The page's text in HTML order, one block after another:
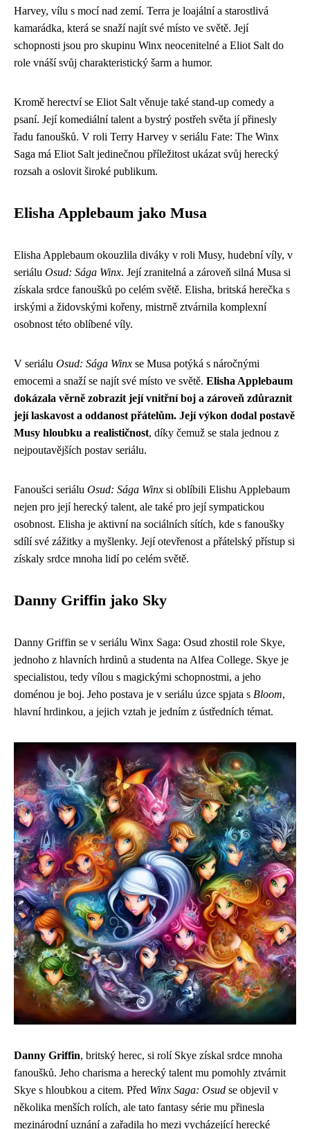
Harvey, vílu s mocí nad zemí. Terra je loajální a starostlivá
kamarádka, která se snaží najít své místo ve světě. Její
schopnosti jsou pro skupinu Winx neocenitelné a Eliot Salt do
role vnáší svůj charakteristický šarm a humor.
Kromě herectví se Eliot Salt věnuje také stand-up comedy a
psaní. Její komediální talent a bystrý postřeh světa jí přinesly
řadu fanoušků. V roli Terry Harvey v seriálu Fate: The Winx
Saga má Eliot Salt jedinečnou příležitost ukázat svůj herecký
rozsah a oslovit široké publikum.
Elisha Applebaum jako Musa
Elisha Applebaum okouzlila diváky v roli Musy, hudební víly, v
seriálu Osud: Sága Winx. Její zranitelná a zároveň silná Musa si
získala srdce fanoušků po celém světě. Elisha, britská herečka s
irskými a židovskými kořeny, mistrně ztvárnila komplexní
osobnost této oblíbené víly.
V seriálu Osud: Sága Winx se Musa potýká s náročnými
emocemi a snaží se najít své místo ve světě. Elisha Applebaum
dokázala věrně zobrazit její vnitřní boj a zároveň zdůraznit
její laskavost a oddanost přátelům. Její výkon dodal postavě
Musy hloubku a realističnost, díky čemuž se stala jednou z
nejpoutavějších postav seriálu.
Fanoušci seriálu Osud: Sága Winx si oblíbili Elishu Applebaum
nejen pro její herecký talent, ale také pro její sympatickou
osobnost. Elisha je aktivní na sociálních sítích, kde s fanoušky
sdílí své zážitky a myšlenky. Její otevřenost a přátelský přístup si
získaly srdce mnoha lidí po celém světě.
Danny Griffin jako Sky
Danny Griffin se v seriálu Winx Saga: Osud zhostil role Skye,
jednoho z hlavních hrdinů a studenta na Alfea College. Skye je
specialistou, tedy vílou s magickými schopnostmi, a jeho
doménou je boj. Jeho postava je v seriálu úzce spjata s Bloom,
hlavní hrdinkou, a jejich vztah je jedním z ústředních témat.
Danny Griffin, britský herec, si rolí Skye získal srdce mnoha
fanoušků. Jeho charisma a herecký talent mu pomohly ztvárnit
Skye s hloubkou a citem. Před Winx Saga: Osud se objevil v
několika menších rolích, ale tato fantasy série mu přinesla
mezinárodní uznání a zařadila ho mezi vycházející herecké